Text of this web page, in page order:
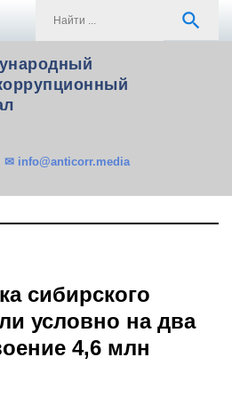
search
✉ info@anticorr.media
сибирского
условно на два
4,6 млн